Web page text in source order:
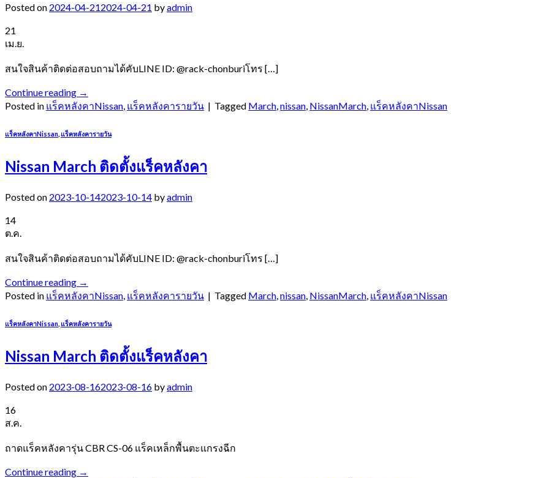
Posted on 2024-04-212024-04-21 byadmin
21
เม.ย.
สนใจสินค้าติดต่อสอบถามได้คับLINE ID: @rack-chonburiโทร […]
Continue reading →
Posted in แร็คหลังคาNissan, แร็คหลังคารายวัน | Tagged March,nissan, NissanMarch, แร็คหลังคาNissan
แร็คหลังคาNissan แร็คหลังคารายวัน
Nissan March ติดตั้งแร็คหลังคา
Posted on 2023-10-142023-10-14 byadmin
14
ต.ค.
สนใจสินค้าติดต่อสอบถามได้คับLINE ID: @rack-chonburiโทร […]
Continue reading →
Posted in แร็คหลังคาNissan แร็คหลังคารายวัน | Tagged March nissan NissanMarch แร็คหลังคาNissan
แร็คหลังคาNissan แร็คหลังคารายวัน
Nissan March ติดตั้งแร็คหลังคา
Posted on 2023-08-162023-08-16 byadmin
16
ส.ค.
ถาดแร็คหลังคารุ่น CBR CS-06 แร็คเหล็กพื้นตะแกรงฉีก
Continue reading →